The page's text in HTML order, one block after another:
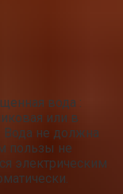
вода :
или в
Вода не должна
пользы не
электрическим